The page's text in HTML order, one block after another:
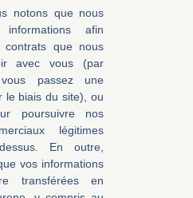
notons que nous
afin
contrats que nous
avec vous (par
passez une
le biais du site), ou
poursuivre nos
légitimes
En outre,
vos informations
transférées en